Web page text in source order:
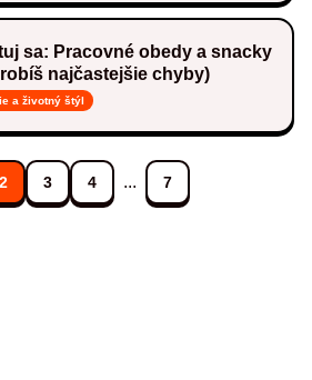
sa: Pracovné obedy a snacky
najčastejšie chyby)
a životný štýl
2 3 4 ... 7